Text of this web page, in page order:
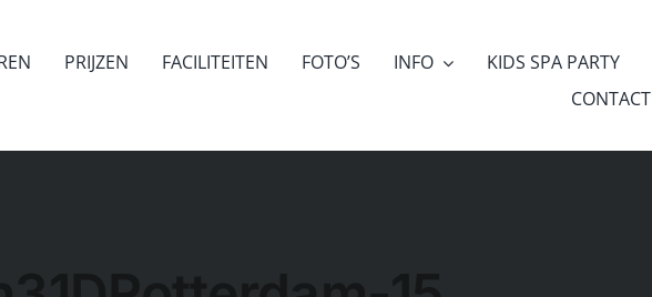
PRIJZEN FACILITEITEN FOTO’S INFO KIDS SPA PARTY
CONTACT